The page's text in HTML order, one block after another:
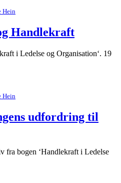
Hein
Handlekraft
i Ledelse og Organisation‘. 19
Hein
udfordring til
fra bogen ‘Handlekraft i Ledelse